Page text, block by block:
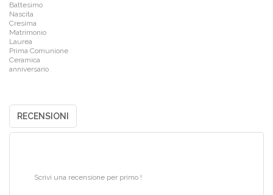
Battesimo
Nascita
Cresima
Matrimonio
Laurea
Prima Comunione
Ceramica
anniversario
RECENSIONI
Scrivi una recensione per primo !